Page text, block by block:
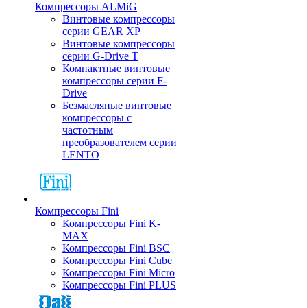
Компрессоры ALMiG
Винтовые компрессоры
серии GEAR XP
Винтовые компрессоры
серии G-Drive T
Компактные винтовые
компрессоры серии F-
Drive
Безмасляные винтовые
компрессоры с
частотным
преобразователем серии
LENTO
Компрессоры Fini
Компрессоры Fini K-
MAX
Компрессоры Fini BSC
Компрессоры Fini Cube
Компрессоры Fini Micro
Компрессоры Fini PLUS